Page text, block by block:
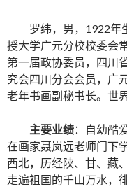
罗纬，男，1922年
授大学广元分校校委会
第一届政协委员，四川
究会四川分会会员，广
老年书画副秘书长。世
主要业绩：自幼酷
在画家聂岚远老师门下
西北，历经陕、甘、藏
走遍祖国的千山万水，